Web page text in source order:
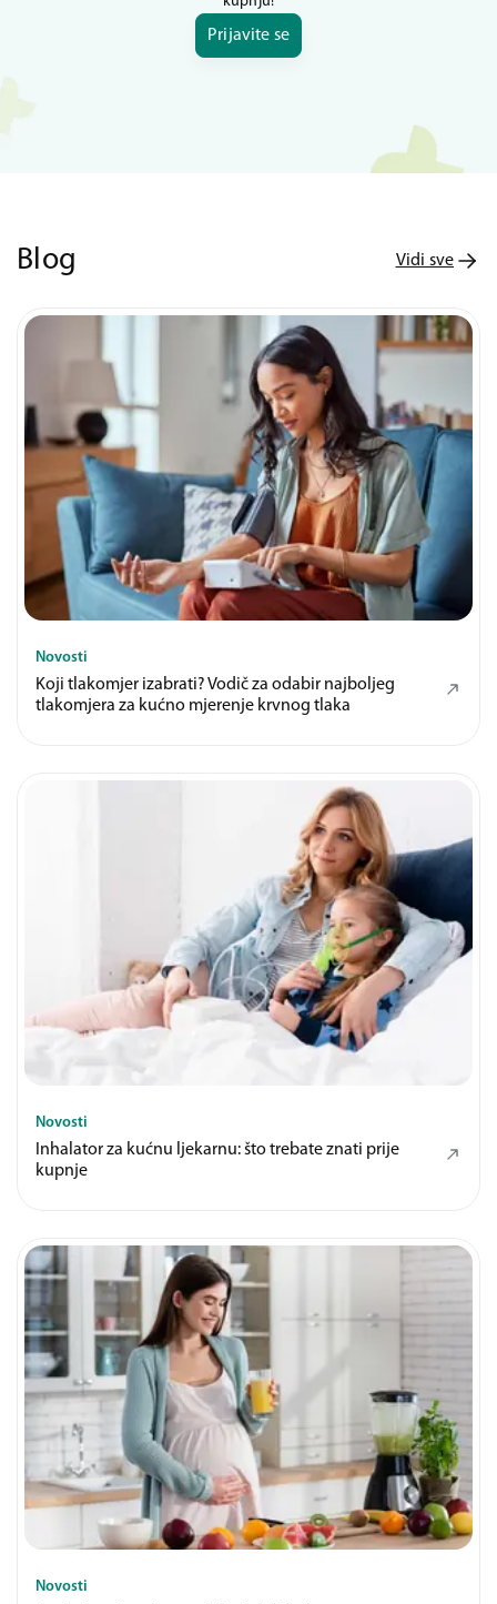
Prijavite se
Blog Vidi sve
Novosti
Koji tlakomjer izabrati? Vodič za odabir najboljeg
tlakomjera za kućno mjerenje krvnog tlaka
Novosti
Inhalator za kućnu ljekarnu: što trebate znati prije
kupnje
Novosti